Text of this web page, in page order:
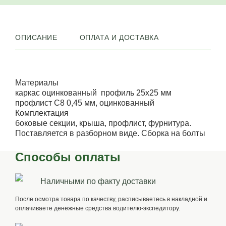
ОПИСАНИЕ ОПЛАТА И ДОСТАВКА
Материалы
каркас оцинкованный профиль 25х25 мм
профлист С8 0,45 мм, оцинкованный
Комплектация
боковые секции, крыша, профлист, фурнитура.
Поставляется в разборном виде. Сборка на болты
Способы оплаты
Наличными по факту доставки
После осмотра товара по качеству, расписываетесь в накладной и
оплачиваете денежные средства водителю-экспедитору.